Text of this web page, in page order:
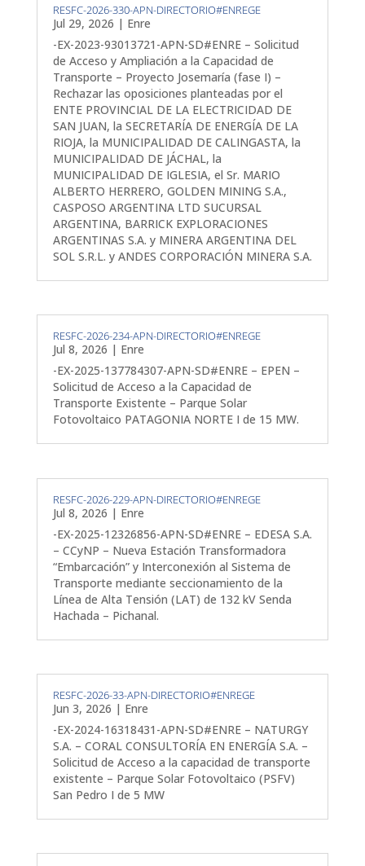
RESFC-2026-330-APN-DIRECTORIO#ENREGE
Jul 29, 2026 | Enre
-EX-2023-93013721-APN-SD#ENRE – Solicitud
de Acceso y Ampliación a la Capacidad de
Transporte – Proyecto Josemaría (fase I) –
Rechazar las oposiciones planteadas por el
ENTE PROVINCIAL DE LA ELECTRICIDAD DE
SAN JUAN, la SECRETARÍA DE ENERGÍA DE LA
RIOJA, la MUNICIPALIDAD DE CALINGASTA, la
MUNICIPALIDAD DE JÁCHAL, la
MUNICIPALIDAD DE IGLESIA, el Sr. MARIO
ALBERTO HERRERO, GOLDEN MINING S.A.,
CASPOSO ARGENTINA LTD SUCURSAL
ARGENTINA, BARRICK EXPLORACIONES
ARGENTINAS S.A. y MINERA ARGENTINA DEL
SOL S.R.L. y ANDES CORPORACIÓN MINERA S.A.
RESFC-2026-234-APN-DIRECTORIO#ENREGE
Jul 8, 2026 | Enre
-EX-2025-137784307-APN-SD#ENRE – EPEN –
Solicitud de Acceso a la Capacidad de
Transporte Existente – Parque Solar
Fotovoltaico PATAGONIA NORTE I de 15 MW.
RESFC-2026-229-APN-DIRECTORIO#ENREGE
Jul 8, 2026 | Enre
-EX-2025-12326856-APN-SD#ENRE – EDESA S.A.
– CCyNP – Nueva Estación Transformadora
“Embarcación” y Interconexión al Sistema de
Transporte mediante seccionamiento de la
Línea de Alta Tensión (LAT) de 132 kV Senda
Hachada – Pichanal.
RESFC-2026-33-APN-DIRECTORIO#ENREGE
Jun 3, 2026 | Enre
-EX-2024-16318431-APN-SD#ENRE – NATURGY
S.A. – CORAL CONSULTORÍA EN ENERGÍA S.A. –
Solicitud de Acceso a la capacidad de transporte
existente – Parque Solar Fotovoltaico (PSFV)
San Pedro I de 5 MW